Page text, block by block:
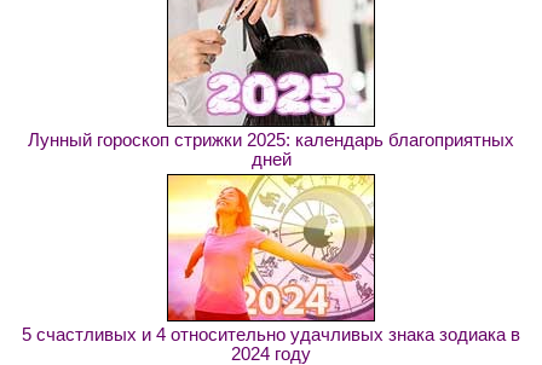
Лунный гороскоп стрижки 2025: календарь благоприятных
дней
5 счастливых и 4 относительно удачливых знака зодиака в
2024 году